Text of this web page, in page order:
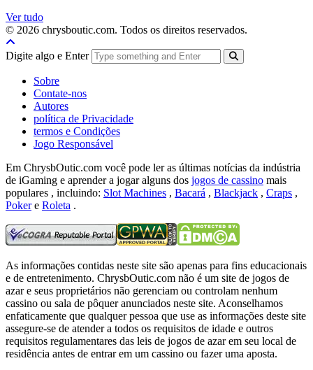
Ver tudo
© 2026 chrysboutic.com. Todos os direitos reservados.
Digite algo e Enter
Sobre
Contate-nos
Autores
política de Privacidade
termos e Condições
Jogo Responsável
Em ChrysbOutic.com você pode ler as últimas notícias da indústria
de iGaming e aprender a jogar alguns dos jogos de cassino mais
populares , incluindo: Slot Machines , Bacará , Blackjack , Craps ,
Pokere Roleta .
As informações contidas neste site são apenas para fins educacionais
e de entretenimento. ChrysbOutic.com não é um site de jogos de
azar e seus proprietários não gerenciam ou controlam nenhum
cassino ou sala de pôquer anunciados neste site. Aconselhamos
enfaticamente que qualquer pessoa que use as informações deste site
assegure-se de atender a todos os requisitos de idade e outros
requisitos regulamentares das leis de jogos de azar em seu local de
residência antes de entrar em um cassino ou fazer uma aposta.